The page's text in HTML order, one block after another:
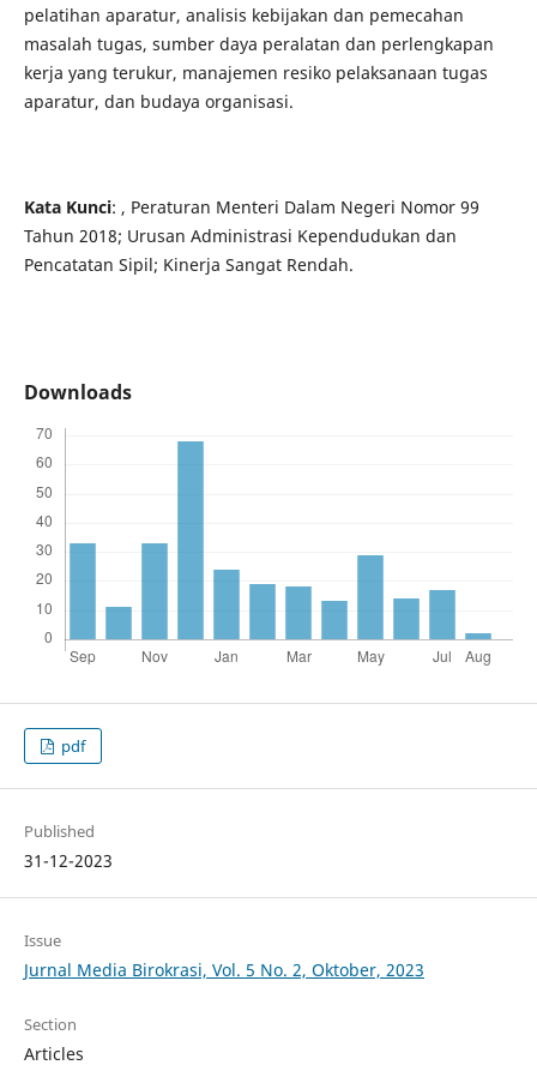
pelatihan aparatur, analisis kebijakan dan pemecahan
masalah tugas, sumber daya peralatan dan perlengkapan
kerja yang terukur, manajemen resiko pelaksanaan tugas
aparatur, dan budaya organisasi.
Kata Kunci: , Peraturan Menteri Dalam Negeri Nomor 99
Tahun 2018; Urusan Administrasi Kependudukan dan
Pencatatan Sipil; Kinerja Sangat Rendah.
Downloads
pdf
Published
31-12-2023
Issue
Jurnal Media Birokrasi, Vol. 5 No. 2, Oktober, 2023
Section
Articles